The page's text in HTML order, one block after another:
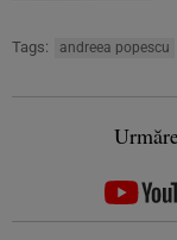
Tags: andreea popescu